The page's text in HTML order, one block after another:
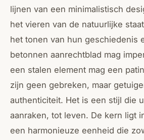
lijnen van een minimalistisch
het vieren van de natuurlijke
het tonen van hun geschiedenis
betonnen aanrechtblad mag
een stalen element mag een
zijn geen gebreken, maar
authenticiteit. Het is een stijl die
aanraken, tot leven. De kern ligt
een harmonieuze eenheid die